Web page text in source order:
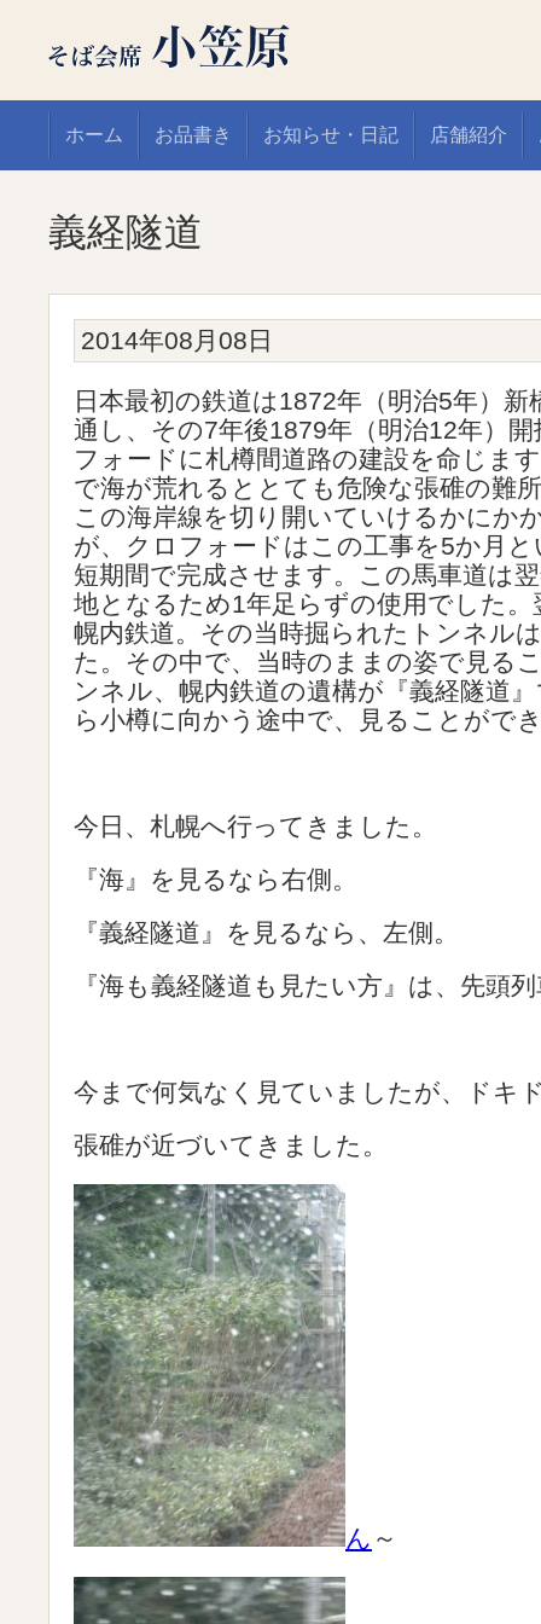
ホーム お品書き お知らせ・日記 店舗紹介
義経隧道
2014年08月08日
日本最初の鉄道は1872年（明治5年）新
通し、その7年後1879年（明治12年）
フォードに札樽間道路の建設を命じま
で海が荒れるととても危険な張碓の難
この海岸線を切り開いていけるかにか
が、クロフォードはこの工事を5か月
短期間で完成させます。この馬車道は
地となるため1年足らずの使用でした。
幌内鉄道。その当時掘られたトンネル
た。その中で、当時のままの姿で見る
ンネル、幌内鉄道の遺構が『義経隧道
ら小樽に向かう途中で、見ることがで
今日、札幌へ行ってきました。
『海』を見るなら右側。
『義経隧道』を見るなら、左側。
『海も義経隧道も見たい方』は、先頭
今まで何気なく見ていましたが、ドキ
張碓が近づいてきました。
ん ～